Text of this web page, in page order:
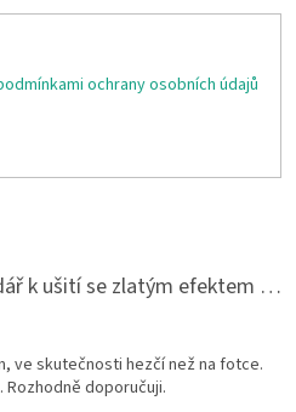
ochrany osobních údajů
Adventní kalendář k ušití se zlatým efektem 042Q
je 5 z 5 hvězdiček.
ve skutečnosti hezčí než na fotce.
Rozhodně doporučuji.